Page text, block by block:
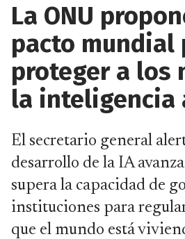
La ONU
pacto mundial
proteger a los
la
El secretario general
desarrollo de la IA
supera la capacidad de
instituciones para
que el mundo está